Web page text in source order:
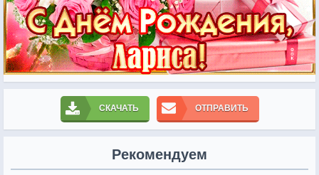
СКАЧАТЬ ОТПРАВИТЬ
Рекомендуем